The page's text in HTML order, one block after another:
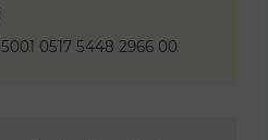
5001 0517 5448 2966 00